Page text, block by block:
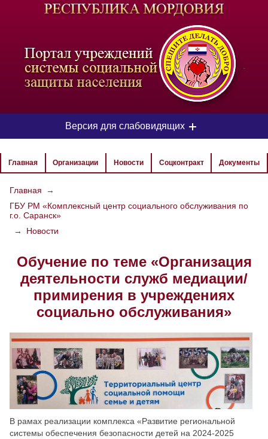
-
Версия для слабовидящих
ЦВЕТОВАЯ СХЕМА
РАЗМЕР ТЕКСТА
ИЗОБРАЖЕНИЯ
Скрыть Ч/б
Настройки по умолчанию
Главная Организации Новости Соцконтракт Документы
Главная
→
ГБУ РМ «Комплексный центр социального обслуживания по
г.о. Саранск»
→
Новости
Обучение по теме «Организация
деятельности служб медиации/
примирения в учреждениях
социально обслуживания»
В рамах реализации комплекса «Развитие региональной
системы обеспечения безопасности детей на 2024-2025